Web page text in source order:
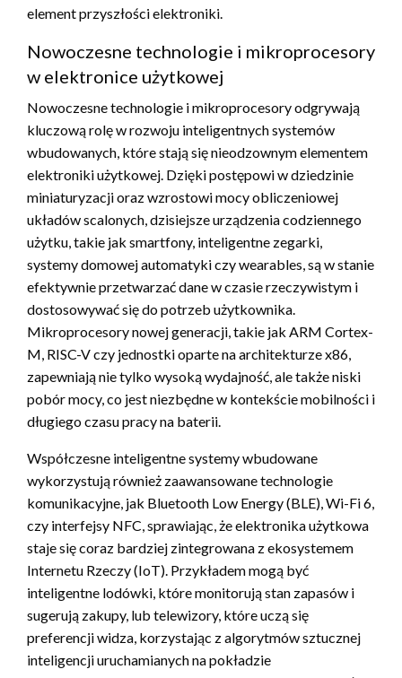
element przyszłości elektroniki.
Nowoczesne technologie i mikroprocesory
w elektronice użytkowej
Nowoczesne technologie i mikroprocesory odgrywają
kluczową rolę w rozwoju inteligentnych systemów
wbudowanych, które stają się nieodzownym elementem
elektroniki użytkowej. Dzięki postępowi w dziedzinie
miniaturyzacji oraz wzrostowi mocy obliczeniowej
układów scalonych, dzisiejsze urządzenia codziennego
użytku, takie jak smartfony, inteligentne zegarki,
systemy domowej automatyki czy wearables, są w stanie
efektywnie przetwarzać dane w czasie rzeczywistym i
dostosowywać się do potrzeb użytkownika.
Mikroprocesory nowej generacji, takie jak ARM Cortex-
M, RISC-V czy jednostki oparte na architekturze x86,
zapewniają nie tylko wysoką wydajność, ale także niski
pobór mocy, co jest niezbędne w kontekście mobilności i
długiego czasu pracy na baterii.
Współczesne inteligentne systemy wbudowane
wykorzystują również zaawansowane technologie
komunikacyjne, jak Bluetooth Low Energy (BLE), Wi-Fi 6,
czy interfejsy NFC, sprawiając, że elektronika użytkowa
staje się coraz bardziej zintegrowana z ekosystemem
Internetu Rzeczy (IoT). Przykładem mogą być
inteligentne lodówki, które monitorują stan zapasów i
sugerują zakupy, lub telewizory, które uczą się
preferencji widza, korzystając z algorytmów sztucznej
inteligencji uruchamianych na pokładzie